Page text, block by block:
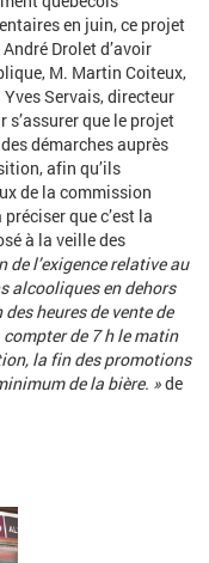
en juin, ce projet
Drolet d’avoir
M. Martin Coiteux,
Servais, directeur
s’assurer que le projet
démarches auprès
afin qu’ils
de la commission
que c’est la
à la veille des
l’exigence relative au
alcooliques en dehors
heures de vente de
de 7 h le matin
la fin des promotions
de la bière. »de